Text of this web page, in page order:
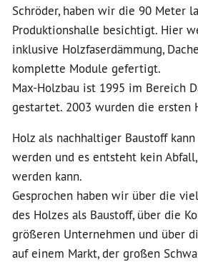
Schröder, haben wir die 90 Meter
Produktionshalle besichtigt. Hier
inklusive Holzfaserdämmung,
komplette Module gefertigt.
Max-Holzbau ist 1995 im Bereich
gestartet. 2003 wurden die ersten
Holz als nachhaltiger Baustoff
werden und es entsteht kein
werden kann.
Gesprochen haben wir über die
des Holzes als Baustoff, über die
größeren Unternehmen und über
auf einem Markt, der großen